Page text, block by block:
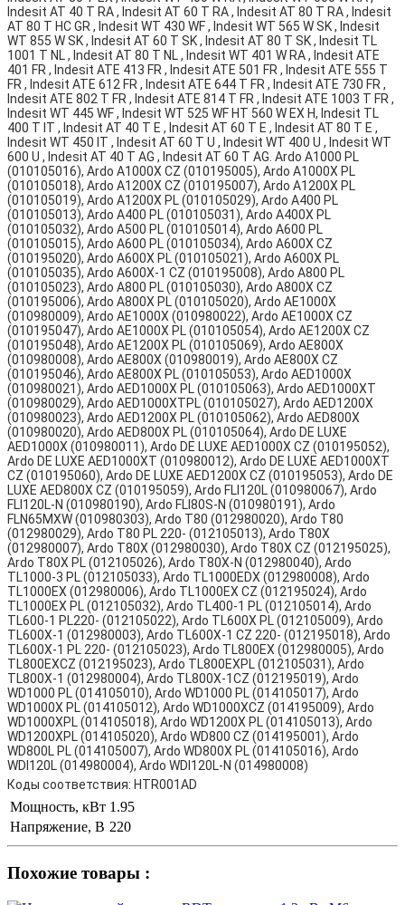
Indesit AT 40 T RA , Indesit AT 60 T RA , Indesit AT 80 T RA , Indesit
AT 80 T HC GR , Indesit WT 430 WF , Indesit WT 565 W SK , Indesit
WT 855 W SK , Indesit AT 60 T SK , Indesit AT 80 T SK , Indesit TL
1001 T NL , Indesit AT 80 T NL , Indesit WT 401 W RA , Indesit ATE
401 FR , Indesit ATE 413 FR , Indesit ATE 501 FR , Indesit ATE 555 T
FR , Indesit ATE 612 FR , Indesit ATE 644 T FR , Indesit ATE 730 FR ,
Indesit ATE 802 T FR , Indesit ATE 814 T FR , Indesit ATE 1003 T FR ,
Indesit WT 445 WF , Indesit WT 525 WF HT 560 W EX H, Indesit TL
400 T IT , Indesit AT 40 T E , Indesit AT 60 T E , Indesit AT 80 T E ,
Indesit WT 450 IT , Indesit AT 60 T U , Indesit WT 400 U , Indesit WT
600 U , Indesit AT 40 T AG , Indesit AT 60 T AG. Ardo A1000 PL
(010105016), Ardo A1000X CZ (010195005), Ardo A1000X PL
(010105018), Ardo A1200X CZ (010195007), Ardo A1200X PL
(010105019), Ardo A1200X PL (010105029), Ardo A400 PL
(010105013), Ardo A400 PL (010105031), Ardo A400X PL
(010105032), Ardo A500 PL (010105014), Ardo A600 PL
(010105015), Ardo A600 PL (010105034), Ardo A600X CZ
(010195020), Ardo A600X PL (010105021), Ardo A600X PL
(010105035), Ardo A600X-1 CZ (010195008), Ardo A800 PL
(010105023), Ardo A800 PL (010105030), Ardo A800X CZ
(010195006), Ardo A800X PL (010105020), Ardo AE1000X
(010980009), Ardo AE1000X (010980022), Ardo AE1000X CZ
(010195047), Ardo AE1000X PL (010105054), Ardo AE1200X CZ
(010195048), Ardo AE1200X PL (010105069), Ardo AE800X
(010980008), Ardo AE800X (010980019), Ardo AE800X CZ
(010195046), Ardo AE800X PL (010105053), Ardo AED1000X
(010980021), Ardo AED1000X PL (010105063), Ardo AED1000XT
(010980029), Ardo AED1000XTPL (010105027), Ardo AED1200X
(010980023), Ardo AED1200X PL (010105062), Ardo AED800X
(010980020), Ardo AED800X PL (010105064), Ardo DE LUXE
AED1000X (010980011), Ardo DE LUXE AED1000X CZ (010195052),
Ardo DE LUXE AED1000XT (010980012), Ardo DE LUXE AED1000XT
CZ (010195060), Ardo DE LUXE AED1200X CZ (010195053), Ardo DE
LUXE AED800X CZ (010195059), Ardo FLI120L (010980067), Ardo
FLI120L-N (010980190), Ardo FLI80S-N (010980191), Ardo
FLN65MXW (010980303), Ardo T80 (012980020), Ardo T80
(012980029), Ardo T80 PL 220- (012105013), Ardo T80X
(012980007), Ardo T80X (012980030), Ardo T80X CZ (012195025),
Ardo T80X PL (012105026), Ardo T80X-N (012980040), Ardo
TL1000-3 PL (012105033), Ardo TL1000EDX (012980008), Ardo
TL1000EX (012980006), Ardo TL1000EX CZ (012195024), Ardo
TL1000EX PL (012105032), Ardo TL400-1 PL (012105014), Ardo
TL600-1 PL220- (012105022), Ardo TL600X PL (012105009), Ardo
TL600X-1 (012980003), Ardo TL600X-1 CZ 220- (012195018), Ardo
TL600X-1 PL 220- (012105023), Ardo TL800EX (012980005), Ardo
TL800EXCZ (012195023), Ardo TL800EXPL (012105031), Ardo
TL800X-1 (012980004), Ardo TL800X-1CZ (012195019), Ardo
WD1000 PL (014105010), Ardo WD1000 PL (014105017), Ardo
WD1000X PL (014105012), Ardo WD1000XCZ (014195009), Ardo
WD1000XPL (014105018), Ardo WD1200X PL (014105013), Ardo
WD1200XPL (014105020), Ardo WD800 CZ (014195001), Ardo
WD800L PL (014105007), Ardo WD800X PL (014105016), Ardo
WDI120L (014980004), Ardo WDI120L-N (014980008)
Коды соответствия: HTR001AD
Мощность, кВт 1.95
Напряжение, В 220
Похожие товары :